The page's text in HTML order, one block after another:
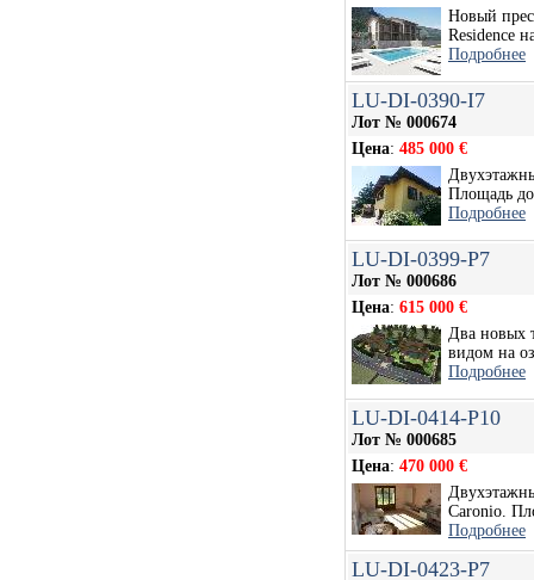
Новый
Residence
Подробнее
LU-DI-0390-I7
Лот № 000674
Цена: 485 000 €
Площадь
Подробнее
LU-DI-0399-P7
Лот № 000686
Цена: 615 000 €
Два новых
видом на
Подробнее
LU-DI-0414-P10
Лот № 000685
Цена: 470 000 €
Caronio.
Подробнее
LU-DI-0423-P7